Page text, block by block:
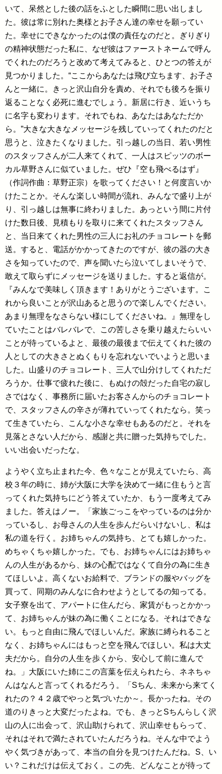
いて、呆然とした後の話をふとした瞬間に思い出しまし
た。彼は常に別れた奥様とお子さん達の幸せを願ってい
た。幸せにできなかったのは僕の責任なのだと。ぎりぎり
の精神状態だった私に、なぜ彼はファーストネームで呼ん
でくれたのだろうと改めて考えてみると、ひとつの答えが
見つかりました。“ここからあなたは飛び立ちます、お子さ
んと一緒に。きっと沢山自分を責め、それでも後ろを振り
返ることなく必死に進むでしょう。新居に行き、近いうち
に名字も変わります。それでもね、あなたはあなただか
ら。”大きな大きなメッセージを残していってくれたのだと
思うと、泣きたくなりました。引っ越しの当日、若い男性
のスタッフさんが二人来てくれて、一人はスピッツのボー
カル草野さんに似ていました。ぜひ『空も飛べるはず』
（作詞作曲：草野正宗）を歌ってください！と何度言いか
けたことか。そんな楽しい時間が流れ、みんなで盛り上が
り、引っ越しは無事に終わりました。あっという間に片付
けた数日後、見積もりを取りに来てくれたスタッフさん
と、当日来てくれた男性の三人にお礼のチョコレートを郵
送。すると、電話がかかってきたのですが、彼の器の大き
さを知っていたので、声を聞いたら泣いてしまいそうで、
敢えて取らずにメッセージを送りました。すると返信が。
『みんなで美味しく頂きます！ありがとうございます。こ
れから良いことが沢山あると思うので楽しんでください。
あまり無理をなさらない様にしてくださいね。』無理をし
ていたことはバレバレで、この苦しさを乗り越えたらいい
ことが待っているよと、最後の最後まで伝えてくれた彼の
人としての大きさとぬくもりを忘れないでいようと思いま
した。山盛りのチョコレート、三人で山分けしてくれただ
ろうか。仕事で疲れた後に、もぬけの殻だった自宅の寂し
さではなく、事務所に届いたお客さんからのチョコレート
で、スタッフさんの辛さが薄れていってくれたなら。笑っ
て生きていたら、こんな小さな幸せもあるのだと。それを
見落とさない人だから、感謝と共に贈った気持ちでした。
いい出会いだったな。
ようやく立ち止まれた今、色々なことが見えていたら、高
校３年の時に、姉が大阪に大学を決めて一緒に住もうと言
ってくれた気持ちにどう答えていたか、もう一度考えてみ
ました。答えはノー。「家族ごっこをやっているのは分か
っているし、お母さんの人生を歩んだらいけないし、私は
私の道を行く。お姉ちゃんの気持ち、とても嬉しかった。
めちゃくちゃ嬉しかった。でも、お姉ちゃんにはお姉ちゃ
んの人生があるから、妹の心配ではなくて自分の為に生き
てほしいよ。高くないお給料で、ブランドの服やバッグを
買って、同期のみんなに合わせようとしてるの知ってる。
女子寮を出て、アパートに住んだら、家賃がもっとかかっ
て、お姉ちゃんが妹の為に働くことになる。それはできな
い。もっと自由に飛んでほしいんだ。家族に縛られること
なく、お姉ちゃんにはもっと空を飛んでほしい。私は大丈
夫だから。自分の人生を歩くから、安心して前に進んで
ね。」大阪にいた姉にこの言葉を伝えられたら、ネネちゃ
んはなんと言ってくれるだろう。「Sちん、未来から来てく
れたの？４２歳でやっと気づいたか～。長かったね。その
道のりきっと大変だったよね。でも、きっとSちんらしく沢
山の人に出会って、沢山助けられて、沢山幸せもらって、
それはそれで満たされていたんだろうね。そんな中でよう
やく気づきがあって、本当の自分を見つけたんだね。S、い
い？これだけは伝えておく。この先、どんなことが待って